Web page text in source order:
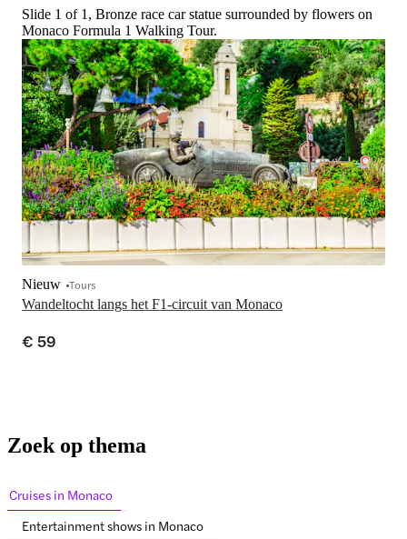
Slide 1 of 1, Bronze race car statue surrounded by flowers on
Monaco Formula 1 Walking Tour.
Wandeltocht langs het F1-circuit van Monaco
Nieuw Tours
€ 59
Zoek op thema
Cruises in Monaco
Entertainment shows in Monaco